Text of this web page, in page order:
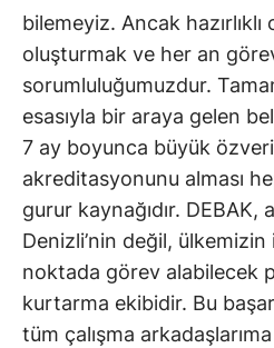
bilemeyiz. Ancak
oluşturmak ve her an
sorumluluğumuzdur.
esasıyla bir araya gelen
7 ay boyunca büyük
akreditasyonunu alması
gurur kaynağıdır. DEBAK,
Denizli’nin değil,
noktada görev alabilecek
kurtarma ekibidir. Bu
tüm çalışma